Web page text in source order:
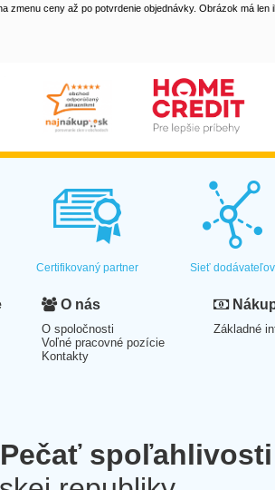
zmenu ceny až po potvrdenie objednávky. Obrázok má len
Certifikovaný partner Sieť dodávateľov
O nás
O spoločnosti
Voľné pracovné pozície
Kontakty
Základné
Pečať spoľahlivosti